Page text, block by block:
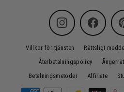
Instagram Facebook
Villkor för tjänsten Rättsligt
Återbetalningspolicy
Betalningsmetoder
Affiliate